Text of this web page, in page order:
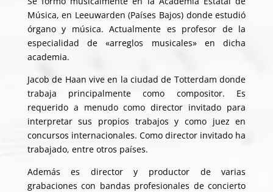
Música, en Leeuwarden (Países Bajos) donde estudió
órgano y música. Actualmente es profesor de la
especialidad de «arreglos musicales» en dicha
academia.
Jacob de Haan vive en la ciudad de Totterdam donde
trabaja principalmente como compositor. Es
requerido a menudo como director invitado para
interpretar sus propios trabajos y como juez en
concursos internacionales. Como director invitado ha
trabajado, entre otros países.
Además es director y productor de varias
grabaciones con bandas profesionales de concierto